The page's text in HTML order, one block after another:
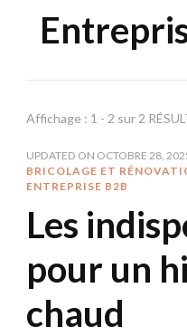
Affichage : 1 - 2 sur 2
UPDATED ON OCTOBRE 28,
BRICOLAGE ET
ENTREPRISE B2B
Les
pour un
chaud